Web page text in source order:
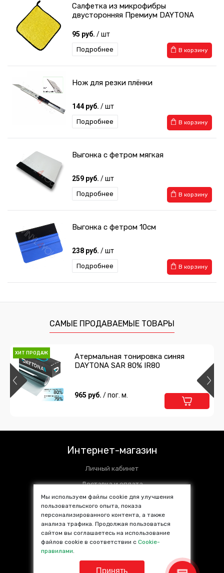
Салфетка из микрофибры
двусторонняя Премиум DAYTONA
95 руб. / шт
В корзину
Подробнее
Нож для резки плёнки
144 руб. / шт
В корзину
Подробнее
Выгонка с фетром мягкая
259 руб. / шт
В корзину
Подробнее
Выгонка с фетром 10см
238 руб. / шт
В корзину
Подробнее
1 056 руб./ шт
358 руб./ шт
В корзину
298 руб./ шт
В корзину
Подробнее
Выгонка 3М мягкая
178 руб./ шт
САМЫЕ ПРОДАВАЕМЫЕ ТОВАРЫ
ХИТ ПРОДАЖ
Атермальная тонировка синяя
DAYTONA SAR 80% IR80
965 руб. / пог. м.
Интернет-магазин
Личный кабинет
Доставка и оплата
Установочные центры
Контакты
SALE %
Популярные товары
Мы используем файлы cookie для улучшения
пользовательского опыта, показа
персонализированного контента, а также
анализа трафика. Продолжая пользоваться
сайтом вы соглашаетесь на использование
файлов cookie в соответствии сCookie-
правилами.
Принять